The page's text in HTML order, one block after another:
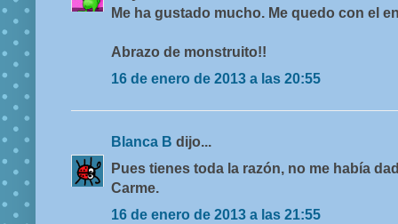
Me ha gustado mucho. Me quedo con el
Abrazo de monstruito!!
16 de enero de 2013 a las 20:55
Blanca B dijo...
Pues tienes toda la razón, no me había
Carme.
16 de enero de 2013 a las 21:55